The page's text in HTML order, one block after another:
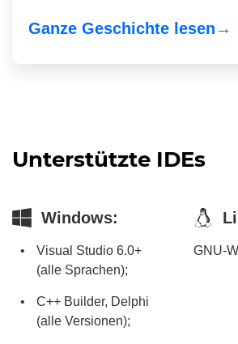
Ganze Geschichte lesen→
Unterstützte IDEs
Windows:
Visual Studio 6.0+
(alle Sprachen);
C++ Builder, Delphi
(alle Versionen);
GNU-